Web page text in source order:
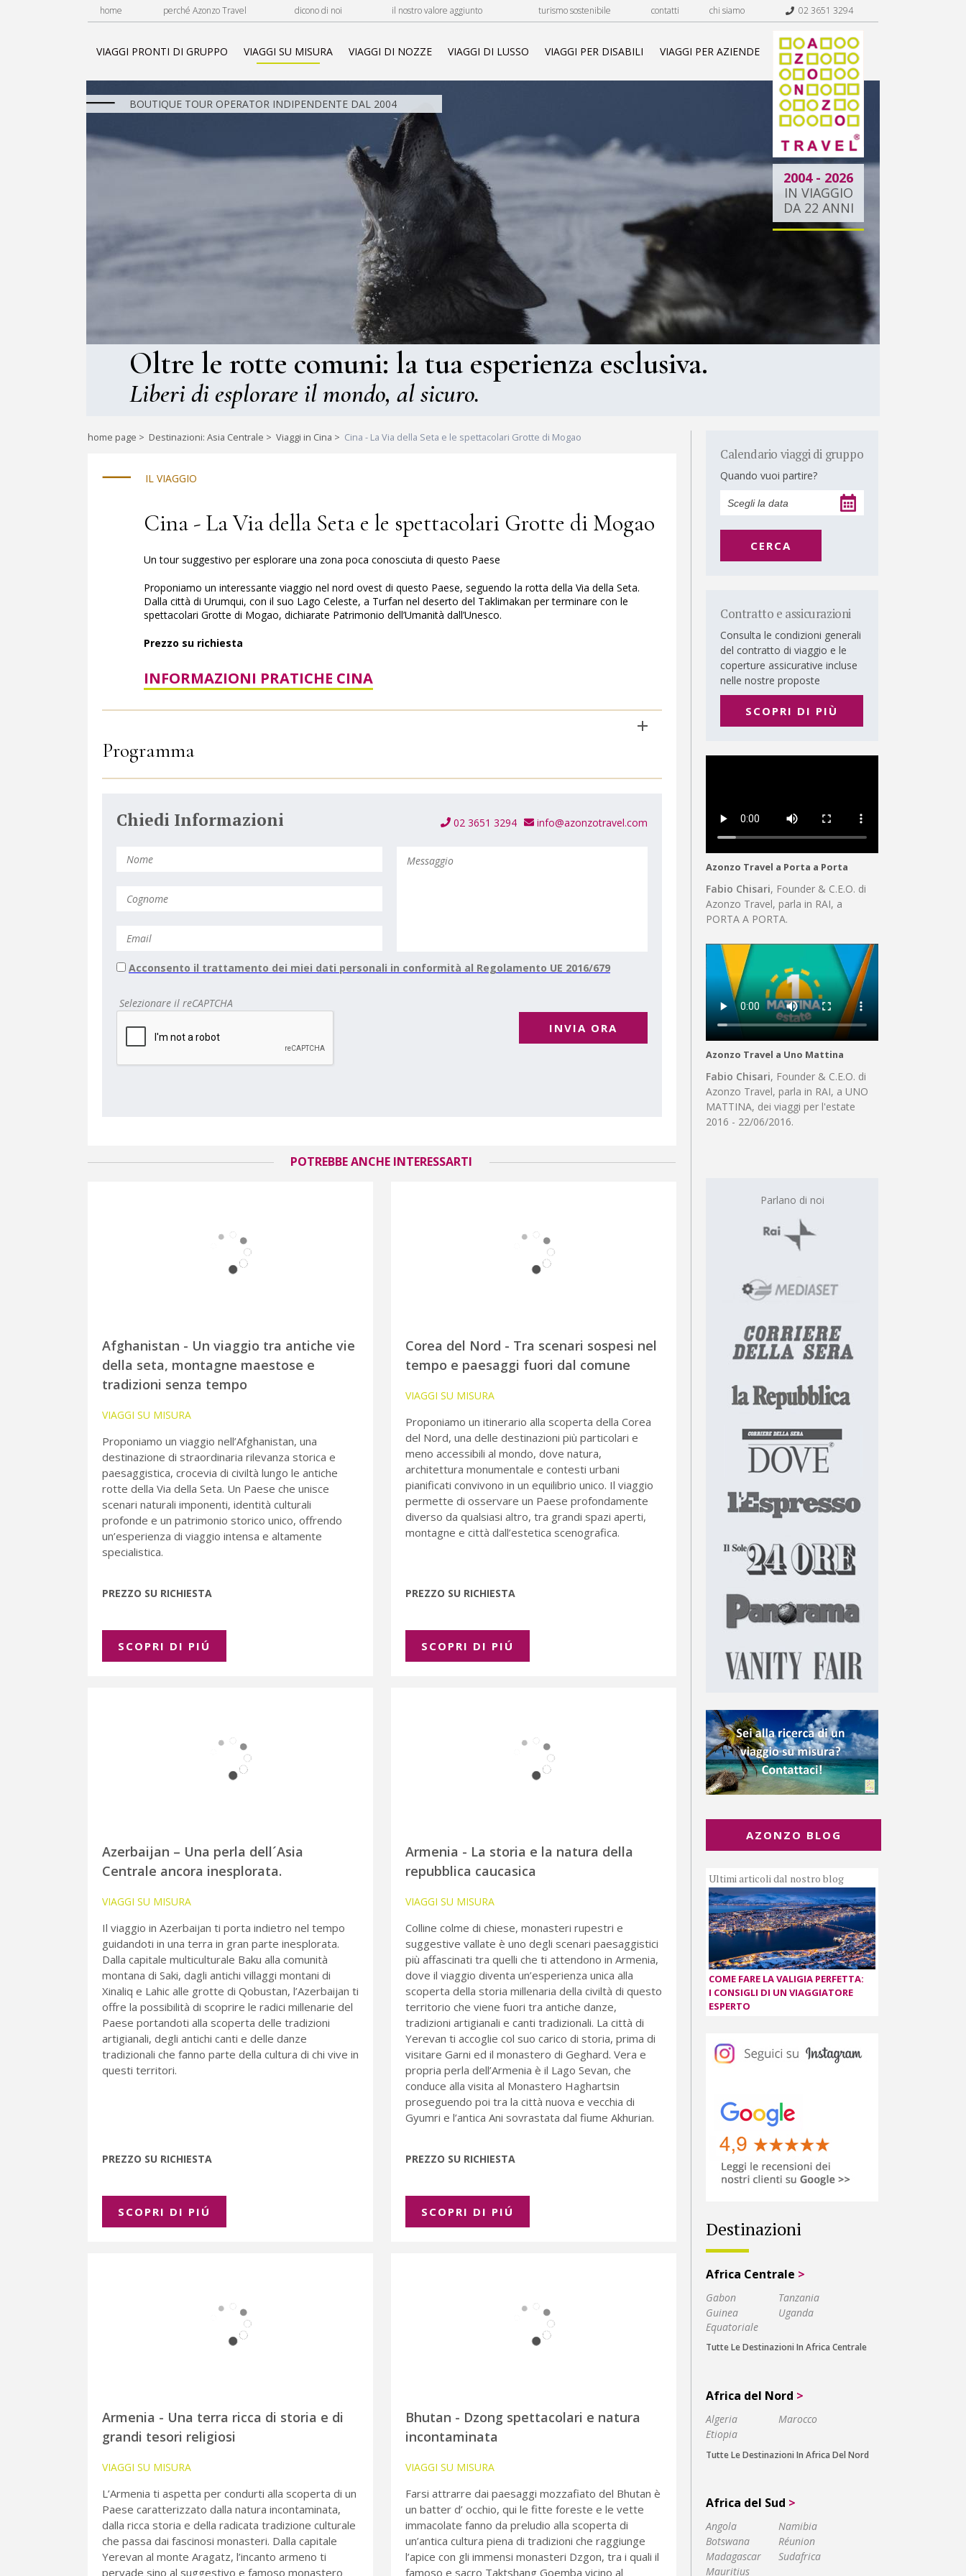
home perché Azonzo Travel dicono di noi il nostro valore aggiunto turismo sostenibile contatti chi siamo 02 3651 3294
VIAGGI PRONTI DI GRUPPO VIAGGI SU MISURA VIAGGI DI NOZZE VIAGGI DI LUSSO VIAGGI PER DISABILI VIAGGI PER AZIENDE
2004 - 2026
IN VIAGGIO
DA 22 ANNI
BOUTIQUE TOUR OPERATOR INDIPENDENTE DAL 2004
Oltre le rotte comuni: la tua esperienza esclusiva.
Liberi di esplorare il mondo, al sicuro.
home page > Destinazioni: Asia Centrale > Viaggi in Cina > Cina - La Via della Seta e le spettacolari Grotte di Mogao
IL VIAGGIO
Cina - La Via della Seta e le spettacolari Grotte di Mogao
Un tour suggestivo per esplorare una zona poca conosciuta di questo Paese
Proponiamo un interessante viaggio nel nord ovest di questo Paese, seguendo la rotta della Via della Seta.
Dalla città di Urumqui, con il suo Lago Celeste, a Turfan nel deserto del Taklimakan per terminare con le
spettacolari Grotte di Mogao, dichiarate Patrimonio dell’Umanità dall’Unesco.
Prezzo su richiesta
INFORMAZIONI PRATICHE CINA
Programma
Chiedi Informazioni info@azonzotravel.com
02 3651 3294
Acconsento il trattamento dei miei dati personali in conformità al Regolamento UE 2016/679
Selezionare il reCAPTCHA
INVIA ORA
POTREBBE ANCHE INTERESSARTI
Afghanistan - Un viaggio tra antiche vie
della seta, montagne maestose e
tradizioni senza tempo
VIAGGI SU MISURA
Proponiamo un viaggio nell’Afghanistan, una
destinazione di straordinaria rilevanza storica e
paesaggistica, crocevia di civiltà lungo le antiche
rotte della Via della Seta. Un Paese che unisce
scenari naturali imponenti, identità culturali
profonde e un patrimonio storico unico, offrendo
un’esperienza di viaggio intensa e altamente
specialistica.
PREZZO SU RICHIESTA
SCOPRI DI PIÚ
Corea del Nord - Tra scenari sospesi nel
tempo e paesaggi fuori dal comune
VIAGGI SU MISURA
Proponiamo un itinerario alla scoperta della Corea
del Nord, una delle destinazioni più particolari e
meno accessibili al mondo, dove natura,
architettura monumentale e contesti urbani
pianificati convivono in un equilibrio unico. Il viaggio
permette di osservare un Paese profondamente
diverso da qualsiasi altro, tra grandi spazi aperti,
montagne e città dall’estetica scenografica.
PREZZO SU RICHIESTA
SCOPRI DI PIÚ
Azerbaijan – Una perla dell´Asia
Centrale ancora inesplorata.
VIAGGI SU MISURA
Il viaggio in Azerbaijan ti porta indietro nel tempo
guidandoti in una terra in gran parte inesplorata.
Dalla capitale multiculturale Baku alla comunità
montana di Saki, dagli antichi villaggi montani di
Xinaliq e Lahic alle grotte di Qobustan, l’Azerbaijan ti
offre la possibilità di scoprire le radici millenarie del
Paese portandoti alla scoperta delle tradizioni
artigianali, degli antichi canti e delle danze
tradizionali che fanno parte della cultura di chi vive in
questi territori.
PREZZO SU RICHIESTA
SCOPRI DI PIÚ
Armenia - La storia e la natura della
repubblica caucasica
VIAGGI SU MISURA
Colline colme di chiese, monasteri rupestri e
suggestive vallate è uno degli scenari paesaggistici
più affascinati tra quelli che ti attendono in Armenia,
dove il viaggio diventa un’esperienza unica alla
scoperta della storia millenaria della civiltà di questo
territorio che viene fuori tra antiche danze,
tradizioni artigianali e canti tradizionali. La città di
Yerevan ti accoglie col suo carico di storia, prima di
visitare Garni ed il monastero di Geghard. Vera e
propria perla dell’Armenia è il Lago Sevan, che
conduce alla visita al Monastero Haghartsin
proseguendo poi tra la città nuova e vecchia di
Gyumri e l’antica Ani sovrastata dal fiume Akhurian.
PREZZO SU RICHIESTA
SCOPRI DI PIÚ
Armenia - Una terra ricca di storia e di
grandi tesori religiosi
VIAGGI SU MISURA
L’Armenia ti aspetta per condurti alla scoperta di un
Paese caratterizzato dalla natura incontaminata,
dalla ricca storia e della radicata tradizione culturale
che passa dai fascinosi monasteri. Dalla capitale
Yerevan al monte Aragatz, l’incanto armeno ti
pervade sino al suggestivo e famoso monastero
Bhutan - Dzong spettacolari e natura
incontaminata
VIAGGI SU MISURA
Farsi attrarre dai paesaggi mozzafiato del Bhutan è
un batter d’ occhio, qui le fitte foreste e le vette
immacolate fanno da preludio alla scoperta di
un’antica cultura piena di tradizioni che raggiunge
l’apice con gli immensi monasteri Dzgon, tra i quali il
famoso e sacro Taktshang Goemba vicino al
Calendario viaggi di gruppo
Quando vuoi partire?
CERCA
Contratto e assicurazioni
Consulta le condizioni generali
del contratto di viaggio e le
coperture assicurative incluse
nelle nostre proposte
SCOPRI DI PIÙ
Azonzo Travel a Porta a Porta
Fabio Chisari, Founder & C.E.O. di
Azonzo Travel, parla in RAI, a
PORTA A PORTA.
Azonzo Travel a Uno Mattina
Fabio Chisari, Founder & C.E.O. di
Azonzo Travel, parla in RAI, a UNO
MATTINA, dei viaggi per l'estate
2016 - 22/06/2016.
Parlano di noi
AZONZO BLOG
Ultimi articoli dal nostro blog
COME FARE LA VALIGIA PERFETTA:
I CONSIGLI DI UN VIAGGIATORE
ESPERTO
Destinazioni
Africa Centrale >
Gabon
Guinea
Equatoriale
Tanzania
Uganda
Tutte Le Destinazioni In Africa Centrale
Africa del Nord >
Algeria
Etiopia
Marocco
Tutte Le Destinazioni In Africa Del Nord
Africa del Sud >
Angola
Botswana
Madagascar
Mauritius
Namibia
Réunion
Sudafrica